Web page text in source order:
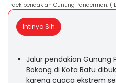
Track pendakian Gunung Panderman.
Intinya Sih
Jalur pendakian Gunung
Bokong di Kota Batu
karena cuaca ekstrem